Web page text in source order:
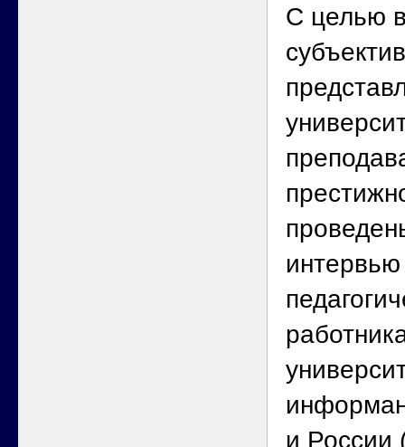
С целью
и России